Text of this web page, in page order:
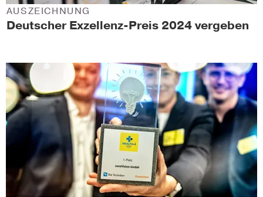
Deutscher Exzellenz-Preis 2024 vergeben
AUSZEICHNUNG